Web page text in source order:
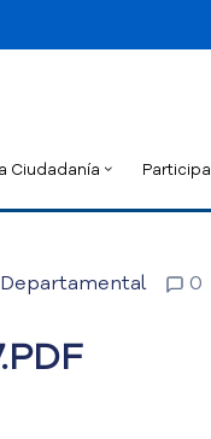
Ciudadanía Participa
0